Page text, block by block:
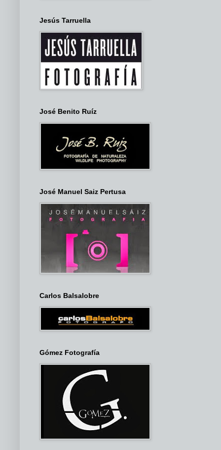
Jesús Tarruella
José Benito Ruíz
José Manuel Saiz Pertusa
Carlos Balsalobre
Gómez Fotografía